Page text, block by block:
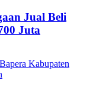
Jual Beli
Juta
Kabupaten